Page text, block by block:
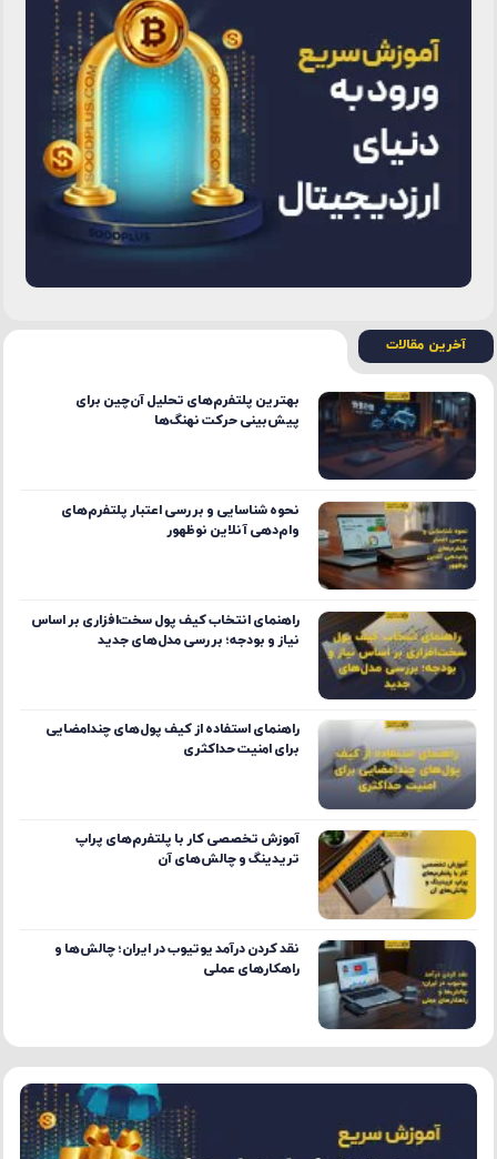
آخرین مقالات
بهترین پلتفرم‌های تحلیل آن‌چین برای
پیش‌بینی حرکت نهنگ‌ها
نحوه شناسایی و بررسی اعتبار پلتفرم‌های
وام‌دهی آنلاین نوظهور
راهنمای انتخاب کیف پول سخت‌افزاری بر اساس
نیاز و بودجه؛ بررسی مدل‌های جدید
راهنمای استفاده از کیف پول‌های چندامضایی
برای امنیت حداکثری
آموزش تخصصی کار با پلتفرم‌های پراپ
تریدینگ و چالش‌های آن
نقد کردن درآمد یوتیوب در ایران؛ چالش‌ها و
راهکارهای عملی